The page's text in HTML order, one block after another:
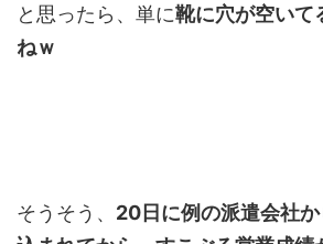
と思ったら、単に靴に穴が空いて
ねｗ
そうそう、 20日に例の派遣会社